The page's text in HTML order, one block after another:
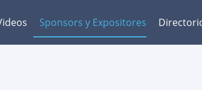
Sponsors y Expositores